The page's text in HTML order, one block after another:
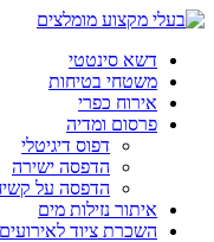
דשא סינטטי
משטחי בטיחות
אירוח כפרי
פרסום ומדיה
דפוס דיגיטלי
הדפסה ישירה
הדפסה על
איתור נזילות מים
השכרת ציוד לאירועים